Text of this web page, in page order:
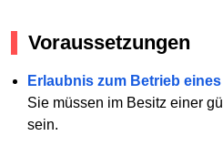
Voraussetzungen
Erlaubnis zum Betrieb
Sie müssen im Besitz einer
sein.